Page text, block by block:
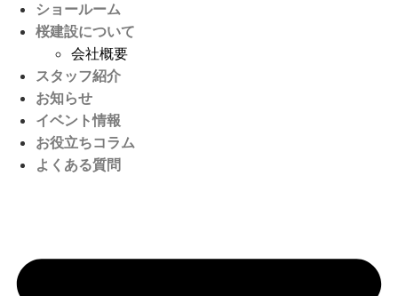
ショールーム
桜建設について
会社概要
スタッフ紹介
お知らせ
イベント情報
お役立ちコラム
よくある質問